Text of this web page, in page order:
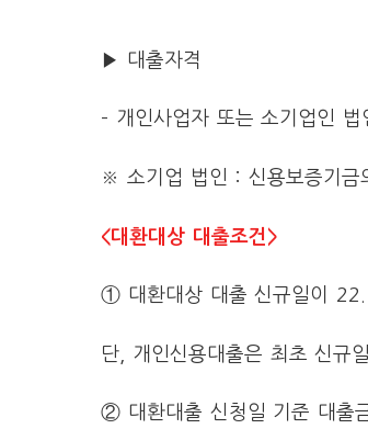
▶ 대출자격
– 개인사업자 또는 소기업인 법
※ 소기업 법인 : 신용보증기금
<대환대상 대출조건>
① 대환대상 대출 신규일이
단, 개인신용대출은 최초 신규
② 대환대출 신청일 기준 대출